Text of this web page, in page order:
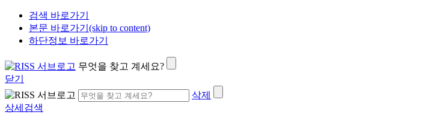
검색 바로가기
본문 바로가기(skip to content)
하단정보 바로가기
무엇을 찾고 계세요?
닫기
삭제
상세검색